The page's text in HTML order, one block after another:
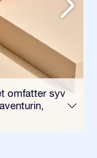
omfatter syv